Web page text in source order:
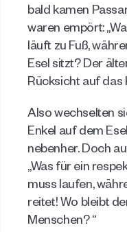
bald kamen
waren empört:
läuft zu Fuß,
Esel sitzt? Der
Rücksicht auf das
Also wechselten
Enkel auf dem
nebenher. Doch
„Was für ein
muss laufen,
reitet! Wo bleibt
Menschen? “